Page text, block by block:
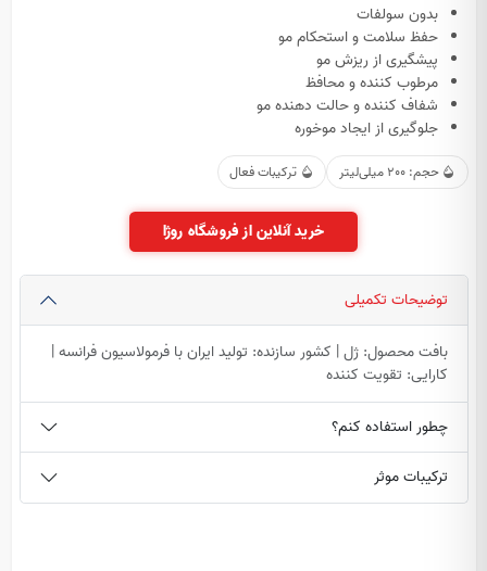
بدون سولفات
حفظ سلامت و استحکام مو
پیشگیری از ریزش مو
مرطوب کننده و محافظ
شفاف کننده و حالت دهنده مو
جلوگیری از ایجاد موخوره
حجم: 200 میلی‌لیتر ترکیبات فعال
خرید آنلاین از فروشگاه روژا
توضیحات تکمیلی
بافت محصول: ژل | کشور سازنده: تولید ایران با فرمولاسیون فرانسه |
کارایی: تقویت کننده
چطور استفاده کنم؟
ترکیبات موثر